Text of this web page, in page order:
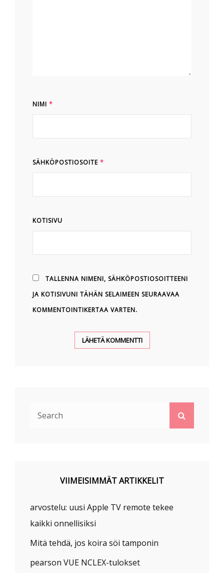
NIMI *
SÄHKÖPOSTIOSOITE *
KOTISIVU
TALLENNA NIMENI, SÄHKÖPOSTIOSOITTEENI
JA KOTISIVUNI TÄHÄN SELAIMEEN SEURAAVAA
KOMMENTOINTIKERTAA VARTEN.
VIIMEISIMMÄT ARTIKKELIT
arvostelu: uusi Apple TV remote tekee
kaikki onnellisiksi
Mitä tehdä, jos koira söi tamponin
pearson VUE NCLEX-tulokset